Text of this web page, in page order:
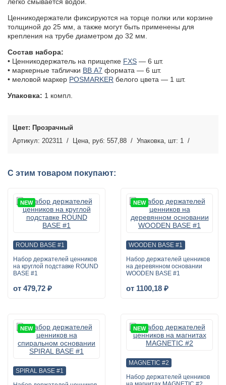
Ценникодержатели фиксируются на торце полки или корзине
толщиной до 25 мм, а также могут быть применены для
крепления на трубе диаметром до 32 мм.
Состав набора:
• Ценникодержатель на прищепке FXS — 6 шт.
• маркерные таблички BB А7 формата — 6 шт.
• меловой маркер POSMARKER белого цвета — 1 шт.
Упаковка: 1 компл.
Прозрачный
202311
557,88 1
С этим товаром покупают:
NEW
ROUND BASE #1
Набор держателей ценников
на круглой подставке ROUND
BASE #1
от 479,72 ₽
NEW
WOODEN BASE #1
Набор держателей ценников
на деревянном основании
WOODEN BASE #1
от 1100,18 ₽
NEW
SPIRAL BASE #1
NEW
MAGNETIC #2
Набор держателей ценников